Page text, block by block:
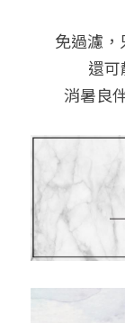
免過濾，
還可
消暑良